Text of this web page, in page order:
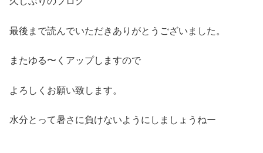
最後まで読んでいただきありがとうございました。
またゆる〜くアップしますので
よろしくお願い致します。
水分とって暑さに負けないようにしましょうねー